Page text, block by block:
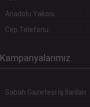
Anadolu Yakası :
Cep Telefonu :
Kampanyalarımız
Sabah Gazetesi İş İlanları